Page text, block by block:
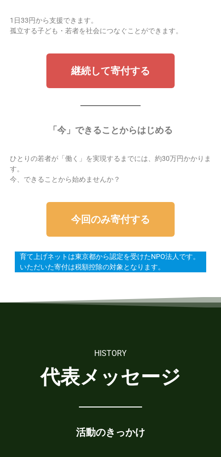
1日33円から支援できます。
孤立する子ども・若者を社会につなぐことができます。
継続して寄付する
「今」できることからはじめる
ひとりの若者が「働く」を実現するまでには、約30万円かかりま
す。
今、できることから始めませんか？
今回のみ寄付する
育て上げネットは東京都から認定を受けたNPO法人です。
いただいた寄付は税額控除の対象となります。
HISTORY
代表メッセージ
活動のきっかけ